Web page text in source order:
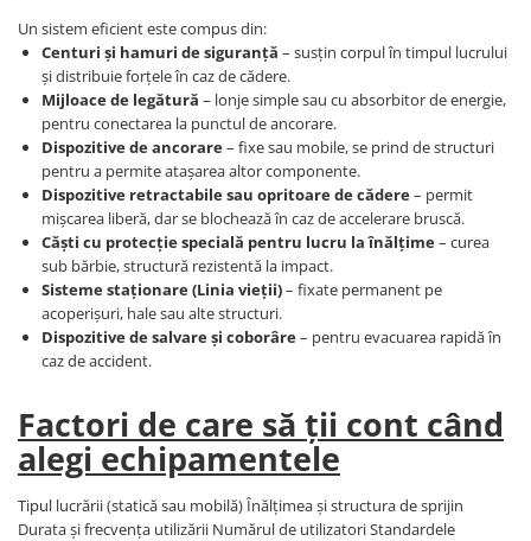
Fesuri, capisoane si sepci
reflectorizante (HI-VIS)
Accesorii reflectorizante (HI-VIS)
Îmbrăcăminte ANTICHIMICĂ |
MULTIRISC
Costume | Combinezoane
Antichimice | Multirisc
Halate | Sorturi Antichimice |
Multirisc
Jachete | Bluze Antichimice |
Multirisc
Pantaloni Antichimici | Multirisc
Îmbrăcăminte IGNIFUGĂ (ANTI-
Jambiere Ignifuge
Cagule | Capisoane Ignifuge
Costume | Combinezoane Ignifuge
Jachete| Bluze Ignifuge
Un sistem eficient este compus din:
Centuri și hamuri de siguranță – susțin corpul în timpul lucrului
și distribuie forțele în caz de cădere.
Mijloace de legătură – lonje simple sau cu absorbitor de energie,
pentru conectarea la punctul de ancorare.
Dispozitive de ancorare– fixe sau mobile, se prind de structuri
pentru a permite atașarea altor componente.
Dispozitive retractabile sau opritoare de cădere– permit
mișcarea liberă, dar se blochează în caz de accelerare bruscă.
Căști cu protecție specială pentru lucru la înălțime– curea
sub bărbie, structură rezistentă la impact.
Sisteme staționare (Linia vieții)– fixate permanent pe
acoperișuri, hale sau alte structuri.
Dispozitive de salvare și coborâre– pentru evacuarea rapidă în
caz de accident.
Factori de care să ții cont când
alegi echipamentele
Tipul lucrării (statică sau mobilă) Înălțimea și structura de sprijin
Durata și frecvența utilizării Numărul de utilizatori Standardele